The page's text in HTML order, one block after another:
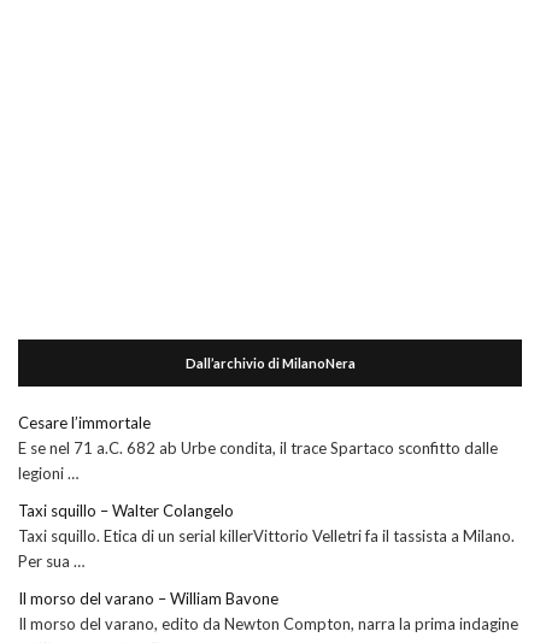
Dall’archivio di MilanoNera
Cesare l’immortale
E se nel 71 a.C. 682 ab Urbe condita, il trace Spartaco sconfitto dalle
legioni …
Taxi squillo – Walter Colangelo
Taxi squillo. Etica di un serial killerVittorio Velletri fa il tassista a Milano.
Per sua …
Il morso del varano – William Bavone
Il morso del varano, edito da Newton Compton, narra la prima indagine